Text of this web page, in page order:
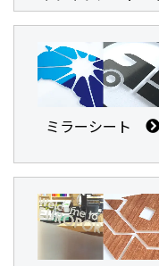
ミラーシート